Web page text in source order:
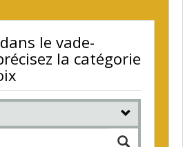
le vade-
la catégorie